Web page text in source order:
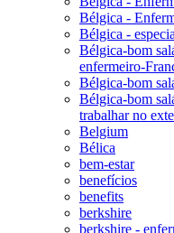
Bélgica -
Bélgica -
Bélgica-bom
enfermeiro-
Bélgica-bom
Bélgica-bom
trabalhar no
Belgium
Bélica
bem-estar
benefícios
benefits
berkshire
berkshire -